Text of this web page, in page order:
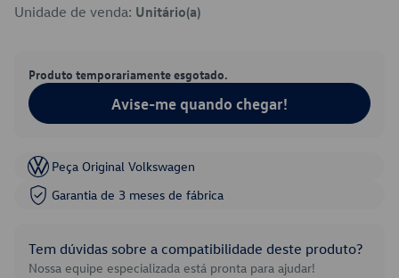
Unidade de venda: Unitário(a)
Produto temporariamente esgotado.
Avise-me quando chegar!
Peça Original Volkswagen
Garantia de 3 meses de fábrica
Tem dúvidas sobre a compatibilidade deste produto?
Nossa equipe especializada está pronta para ajudar!